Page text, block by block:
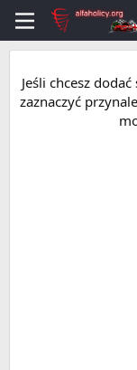
Jeśli chcesz
zaznaczyć